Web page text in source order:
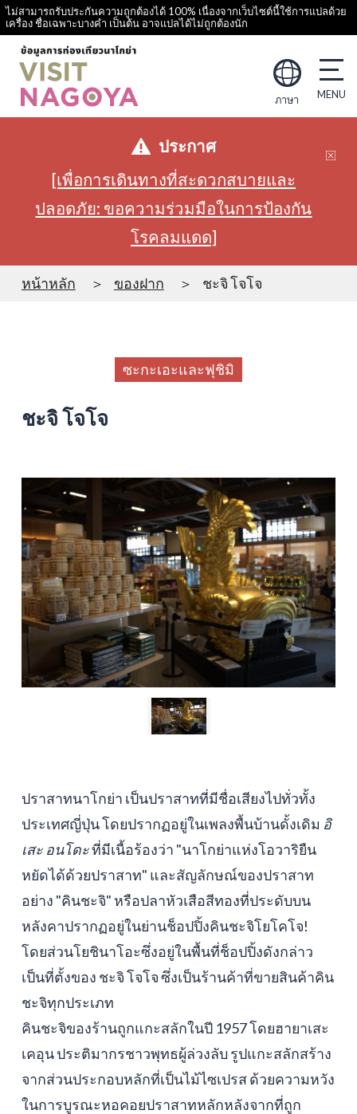
ไม่สามารถรับประกันความถูกต้องได้ 100% เนื่องจากเว็บไซต์นี้ใช้การแปลด้วย
เครื่อง ชื่อเฉพาะบางคำ เป็นต้น อาจแปลได้ไม่ถูกต้องนัก
ภาษา
ประกาศ
[เพื่อการเดินทางที่สะดวกสบายและ
ปลอดภัย: ขอความร่วมมือในการป้องกัน
โรคลมแดด]
หน้าหลัก ของฝาก ชะจิ โจโจ
ซะกะเอะและฟุชิมิ
ชะจิ โจโจ
ปราสาทนาโกย่า เป็นปราสาทที่มีชื่อเสียงไปทั่วทั้ง
ประเทศญี่ปุ่น โดยปรากฏอยู่ในเพลงพื้นบ้านดั้งเดิม อิ
เสะ อนโดะที่มีเนื้อร้องว่า "นาโกย่าแห่งโอวาริยืน
หยัดได้ด้วยปราสาท" และสัญลักษณ์ของปราสาท
อย่าง "คินชะจิ" หรือปลาหัวเสือสีทองที่ประดับบน
หลังคาปรากฏอยู่ในย่านช็อปปิ้งคินชะจิโยโคโจ!
โดยส่วนโยชินาโอะซึ่งอยู่ในพื้นที่ช็อปปิ้งดังกล่าว
เป็นที่ตั้งของ ชะจิ โจโจ ซึ่งเป็นร้านค้าที่ขายสินค้าคิน
ชะจิทุกประเภท
คินชะจิของร้านถูกแกะสลักในปี 1957 โดยฮายาเสะ
เคอุน ประติมากรชาวพุทธผู้ล่วงลับ รูปแกะสลักสร้าง
จากส่วนประกอบหลักที่เป็นไม้ไซเปรส ด้วยความหวัง
ในการบูรณะหอคอยปราสาทหลักหลังจากที่ถูก